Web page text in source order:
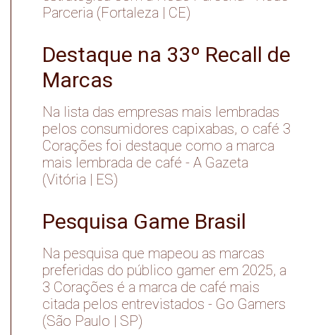
Parceria (Fortaleza | CE)
Destaque na 33º Recall de
Marcas
Na lista das empresas mais lembradas
pelos consumidores capixabas, o café 3
Corações foi destaque como a marca
mais lembrada de café - A Gazeta
(Vitória | ES)
Pesquisa Game Brasil
Na pesquisa que mapeou as marcas
preferidas do público gamer em 2025, a
3 Corações é a marca de café mais
citada pelos entrevistados - Go Gamers
(São Paulo | SP)